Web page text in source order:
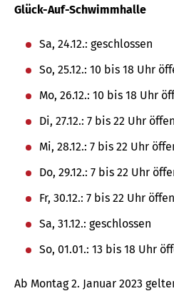
Glück-Auf-Schwimmhalle
Sa, 24.12.: geschlossen
So, 25.12.: 10 bis 18 Uhr
Mo, 26.12.: 10 bis 18 Uhr
Di, 27.12.: 7 bis 22 Uhr
Mi, 28.12.: 7 bis 22 Uhr
Do, 29.12.: 7 bis 22 Uhr
Fr, 30.12.: 7 bis 22 Uhr
Sa, 31.12.: geschlossen
So, 01.01.: 13 bis 18 Uhr
Ab Montag 2. Januar 2023